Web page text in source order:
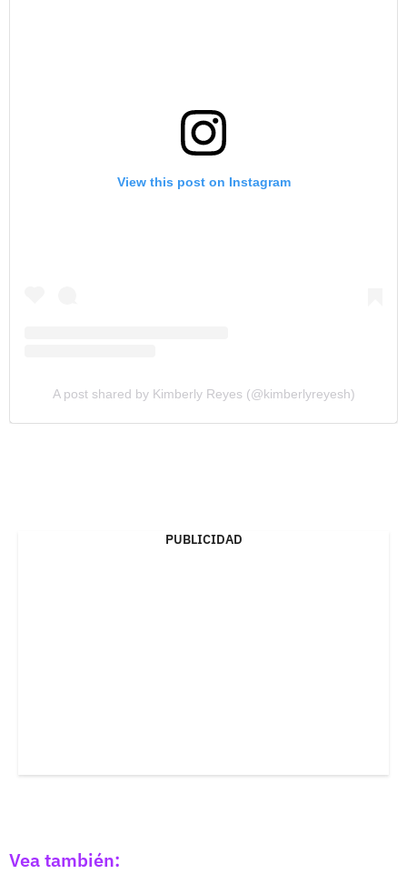
View this post on Instagram
A post shared by Kimberly Reyes (@kimberlyreyesh)
PUBLICIDAD
Vea también: